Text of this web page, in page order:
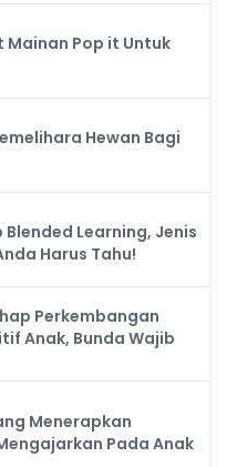
Pop it Untuk
Hewan Bagi
Learning, Jenis
Harus Tahu!
Perkembangan
Anak, Bunda Wajib
Menerapkan
Pada Anak